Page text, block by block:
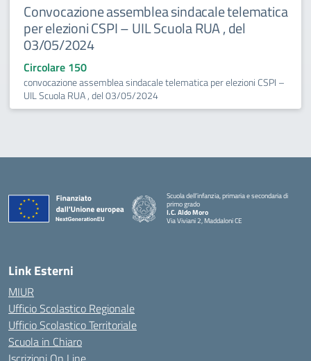
Convocazione assemblea sindacale telematica
per elezioni CSPI – UIL Scuola RUA , del
03/05/2024
Circolare 150
convocazione assemblea sindacale telematica per elezioni CSPI –
UIL Scuola RUA , del 03/05/2024
Scuola dell’infanzia, primaria e secondaria di
primo grado
I.C. Aldo Moro
Via Viviani 2, Maddaloni CE
Link Esterni
MIUR
Ufficio Scolastico Regionale
Ufficio Scolastico Territoriale
Scuola in Chiaro